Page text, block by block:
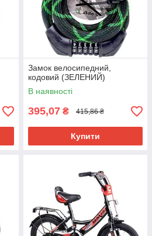
Замок велосипедний,
кодовий (ЗЕЛЕНИЙ)
В наявності
395,07 ₴ 415,86 ₴
Купити